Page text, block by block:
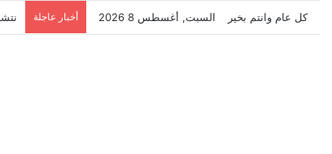
كل عام وانتم بخير السبت, أغسطس 8 2026 أخبار عاجلة